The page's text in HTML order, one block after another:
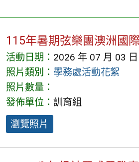
115年暑期弦樂團澳洲國
活動日期： 2026 年 07 月 03 日
照片類別： 學務處活動花絮
照片數量：
發佈單位： 訓育組
瀏覽照片